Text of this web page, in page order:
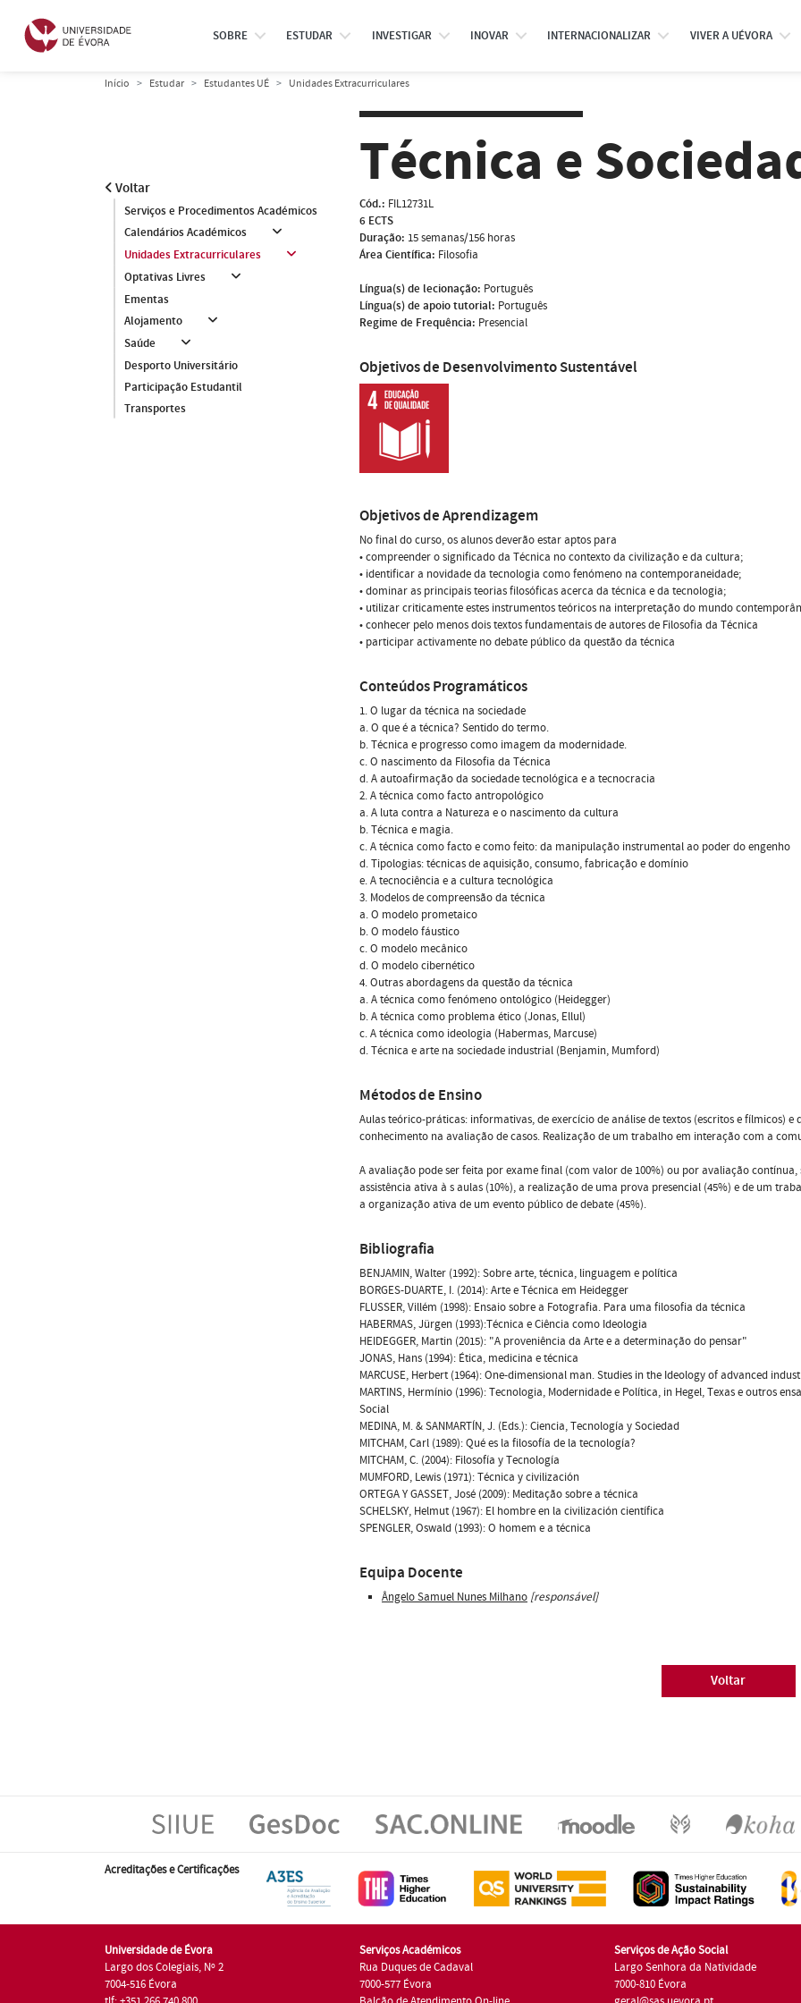
SOBRE ESTUDAR INVESTIGAR INOVAR INTERNACIONALIZAR VIVER A UÉVORA
Início Estudar Estudantes UÉ Unidades Extracurriculares
Voltar
Serviços e Procedimentos Académicos
Calendários Académicos
Unidades Extracurriculares
Optativas Livres
Ementas
Alojamento
Saúde
Desporto Universitário
Participação Estudantil
Transportes
Técnica e
Cód.: FIL12731L
6 ECTS
Duração: 15 semanas/156 horas
Área Científica: Filosofia
Língua(s) de lecionação: Português
Língua(s) de apoio tutorial: Português
Regime de Frequência: Presencial
Objetivos de Desenvolvimento Sustentável
Objetivos de Aprendizagem
No final do curso, os alunos deverão estar aptos para
• compreender o significado da Técnica no contexto da civilização e da cultura;
• identificar a novidade da tecnologia como fenómeno na contemporaneidade;
• dominar as principais teorias filosóficas acerca da técnica e da tecnologia;
• utilizar criticamente estes instrumentos teóricos na interpretação do mundo
• conhecer pelo menos dois textos fundamentais de autores de Filosofia da Técnica
• participar activamente no debate público da questão da técnica
Conteúdos Programáticos
1. O lugar da técnica na sociedade
a. O que é a técnica? Sentido do termo.
b. Técnica e progresso como imagem da modernidade.
c. O nascimento da Filosofia da Técnica
d. A autoafirmação da sociedade tecnológica e a tecnocracia
2. A técnica como facto antropológico
a. A luta contra a Natureza e o nascimento da cultura
b. Técnica e magia.
c. A técnica como facto e como feito: da manipulação instrumental ao poder do engenho
d. Tipologias: técnicas de aquisição, consumo, fabricação e domínio
e. A tecnociência e a cultura tecnológica
3. Modelos de compreensão da técnica
a. O modelo prometaico
b. O modelo fáustico
c. O modelo mecânico
d. O modelo cibernético
4. Outras abordagens da questão da técnica
a. A técnica como fenómeno ontológico (Heidegger)
b. A técnica como problema ético (Jonas, Ellul)
c. A técnica como ideologia (Habermas, Marcuse)
d. Técnica e arte na sociedade industrial (Benjamin, Mumford)
Métodos de Ensino
Aulas teórico-práticas: informativas, de exercício de análise de textos (escritos e fílmicos) e
conhecimento na avaliação de casos. Realização de um trabalho em interação com a
A avaliação pode ser feita por exame final (com valor de 100%) ou por avaliação
assistência ativa à s aulas (10%), a realização de uma prova presencial (45%) e de um
a organização ativa de um evento público de debate (45%).
Bibliografia
BENJAMIN, Walter (1992): Sobre arte, técnica, linguagem e política
BORGES-DUARTE, I. (2014): Arte e Técnica em Heidegger
FLUSSER, Villém (1998): Ensaio sobre a Fotografia. Para uma filosofia da técnica
HABERMAS, Jürgen (1993):Técnica e Ciência como Ideologia
HEIDEGGER, Martin (2015): "A proveniência da Arte e a determinação do pensar"
JONAS, Hans (1994): Ética, medicina e técnica
MARCUSE, Herbert (1964): One-dimensional man. Studies in the Ideology of advanced
MARTINS, Hermínio (1996): Tecnologia, Modernidade e Política, in Hegel, Texas e outros
Social
MEDINA, M. & SANMARTÍN, J. (Eds.): Ciencia, Tecnología y Sociedad
MITCHAM, Carl (1989): Qué es la filosofía de la tecnología?
MITCHAM, C. (2004): Filosofía y Tecnología
MUMFORD, Lewis (1971): Técnica y civilización
ORTEGA Y GASSET, José (2009): Meditação sobre a técnica
SCHELSKY, Helmut (1967): El hombre en la civilización científica
SPENGLER, Oswald (1993): O homem e a técnica
Equipa Docente
Ângelo Samuel Nunes Milhano [responsável]
Voltar
Acreditações e Certificações
Universidade de Évora
Largo dos Colegiais, Nº 2
7004-516 Évora
Serviços Académicos
Rua Duques de Cadaval
7000-577 Évora
Serviços de Ação Social
Largo Senhora da Natividade
7000-810 Évora